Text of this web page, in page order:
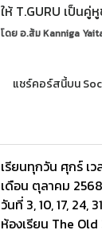
ให้ T.GURU เป็น
โดยอ.ส้ม Kanniga
แชร์คอร์สนี้บน
เรียนทุกวัน ศุกร์ เ
เดือน ตุลาคม
วันที่ 3, 10, 17, 24, 31
ห้องเรียน The Old